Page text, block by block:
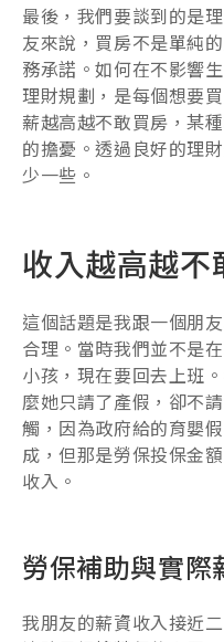
最後，我們要談到的是
友來說，買房不是單純
務承諾。如何在不影響
理財規劃，是每個想要
薪越高越不敢買房，某
的擔憂。透過良好的理
少一些。
收入越高越不
這個話題是我跟一個朋
合理。當時我們並不是
小孩，現在要回去上班
麼她只請了產假，卻不
觸，因為政府給的育嬰
成，但那是勞保投保金
收入。
勞保補助與實際
我朋友的薪資收入接近